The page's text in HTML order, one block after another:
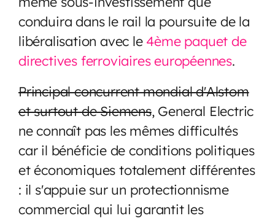
conduira dans le rail la poursuite de la
libéralisation avec le 4ème paquet de
directives ferroviaires européennes.
Principal concurrent mondial d'Alstom
et surtout de Siemens, General Electric
ne connaît pas les mêmes difficultés
car il bénéficie de conditions politiques
et économiques totalement différentes
: il s'appuie sur un protectionnisme
commercial qui lui garantit les